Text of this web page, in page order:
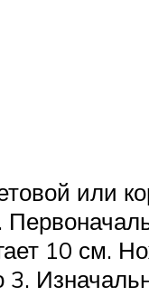
или
10 см.